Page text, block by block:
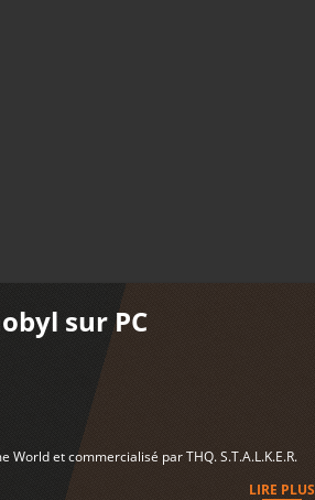
sur PC
World et commercialisé par THQ. S.T.A.L.K.E.R.
LIRE PLUS